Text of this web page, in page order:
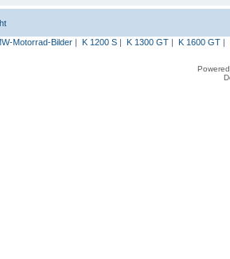
Motorrad-Bilder| K 1200 S| K 1300 GT| K 1600 GT|